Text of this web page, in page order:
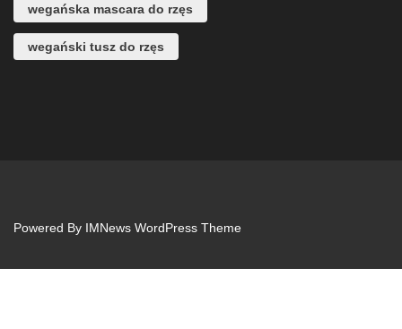
wegańska mascara do rzęs
wegański tusz do rzęs
Powered By IMNews WordPress Theme